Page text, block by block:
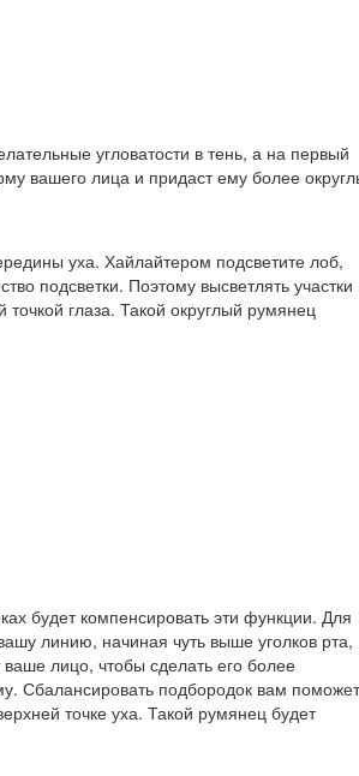
угловатости в тень, а на первый
вашего лица и придаст ему более
уха. Хайлайтером подсветите лоб,
подсветки. Поэтому высветлять участки
глаза. Такой округлый румянец
будет компенсировать эти функции. Для
линию, начиная чуть выше уголков рта,
лицо, чтобы сделать его более
Сбалансировать подбородок вам поможет
точке уха. Такой румянец будет